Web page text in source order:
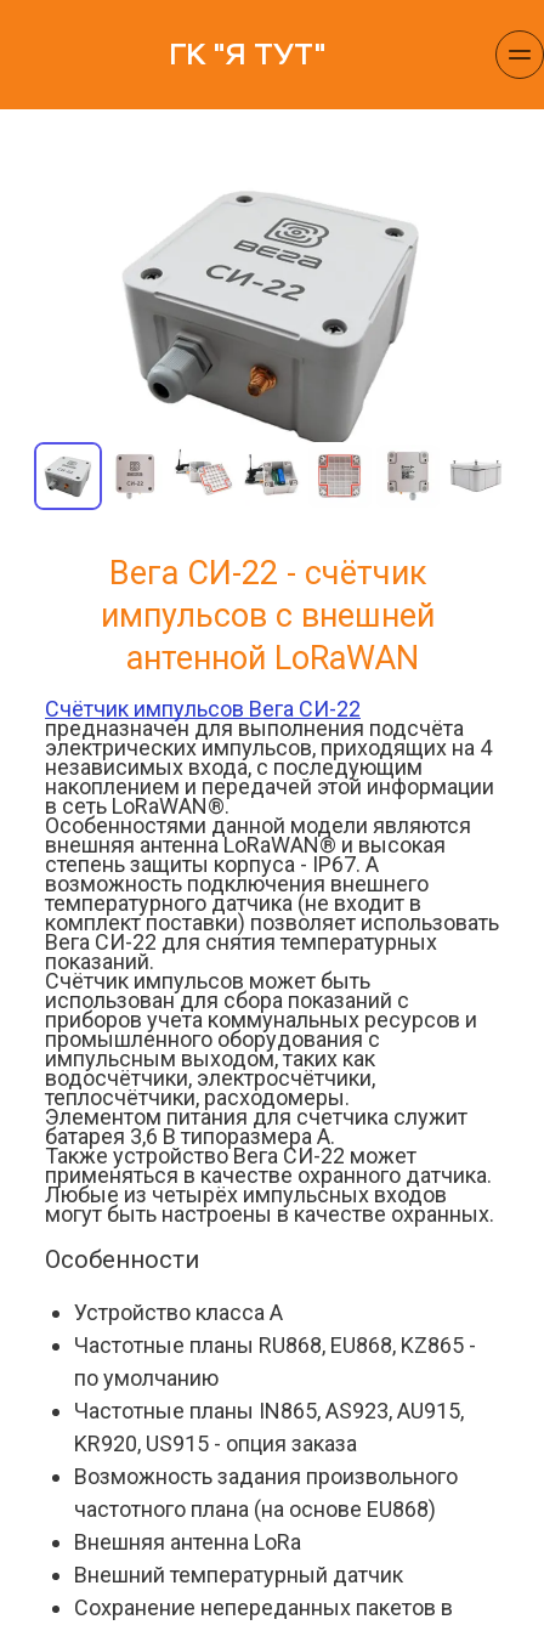
ГК "Я ТУТ"
Вега СИ-22 - счётчик
импульсов с внешней
антенной LoRaWAN
Счётчик импульсов Вега СИ-22
предназначен для выполнения подсчёта
электрических импульсов, приходящих на 4
независимых входа, с последующим
накоплением и передачей этой информации
в сеть LoRaWAN®.
Особенностями данной модели являются
внешняя антенна LoRaWAN® и высокая
степень защиты корпуса - IP67. А
возможность подключения внешнего
температурного датчика (не входит в
комплект поставки) позволяет использовать
Вега СИ-22 для снятия температурных
показаний.
Счётчик импульсов может быть
использован для сбора показаний с
приборов учета коммунальных ресурсов и
промышленного оборудования с
импульсным выходом, таких как
водосчётчики, электросчётчики,
теплосчётчики, расходомеры.
Элементом питания для счетчика служит
батарея 3,6 В типоразмера А.
Также устройство Вега СИ-22 может
применяться в качестве охранного датчика.
Любые из четырёх импульсных входов
могут быть настроены в качестве охранных.
Особенности
Устройство класса А
Частотные планы RU868, EU868, KZ865 -
по умолчанию
Частотные планы IN865, AS923, AU915,
KR920, US915 - опция заказа
Возможность задания произвольного
частотного плана (на основе EU868)
Внешняя антенна LoRa
Внешний температурный датчик
Сохранение непереданных пакетов в